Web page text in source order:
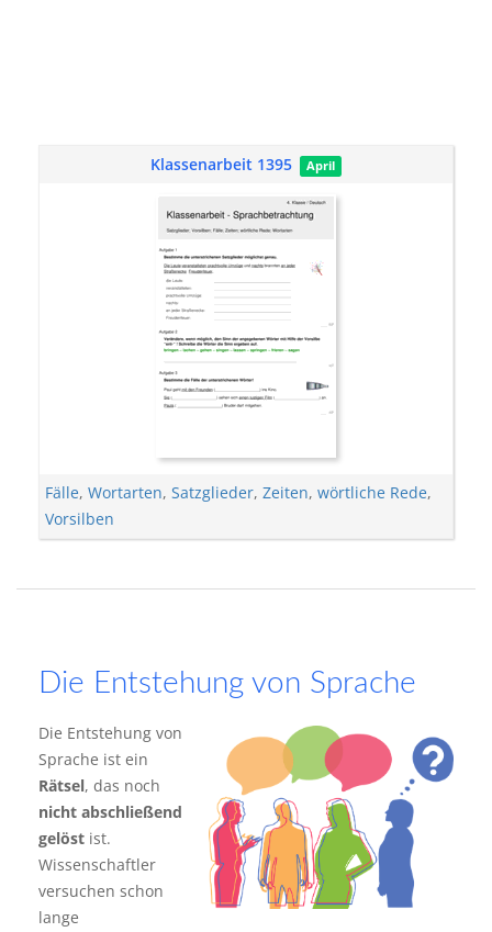
Klassenarbeit 1395 April
Fälle, Wortarten, Satzglieder, Zeiten, wörtliche Rede,
Vorsilben
Die Entstehung von Sprache
Die Entstehung von
Sprache ist ein
Rätsel, das noch
nicht abschließend
gelöst ist.
Wissenschaftler
versuchen schon
lange